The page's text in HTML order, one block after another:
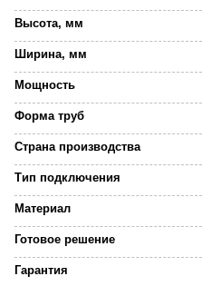
Высота, мм
Ширина, мм
Мощность
Форма труб
Страна производства
Тип подключения
Материал
Готовое решение
Гарантия